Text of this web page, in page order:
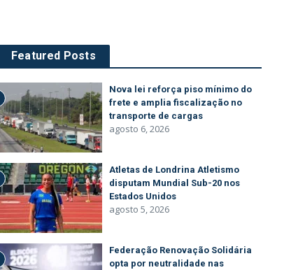
Featured Posts
Nova lei reforça piso mínimo do
frete e amplia fiscalização no
transporte de cargas
agosto 6, 2026
Atletas de Londrina Atletismo
disputam Mundial Sub-20 nos
Estados Unidos
agosto 5, 2026
Federação Renovação Solidária
opta por neutralidade nas